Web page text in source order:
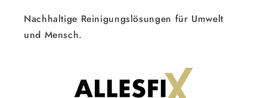
Nachhaltige Reinigungslösungen für Umwelt
und Mensch.